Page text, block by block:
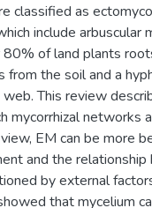
classified as
include arbuscular
80% of land plants
from the soil and a
This review
mycorrhizal networks
EM can be more
and the relationship
by external
that mycelium